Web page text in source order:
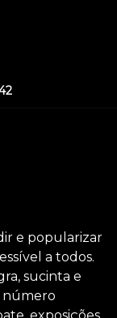
e popularizar
a todos.
sucinta e
número